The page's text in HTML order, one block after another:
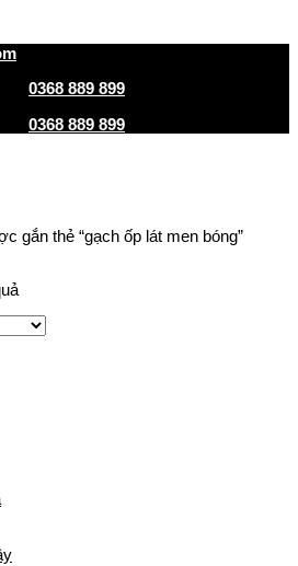
0368 889 899
0368 889 899
gắn thẻ “gạch ốp lát men bóng”